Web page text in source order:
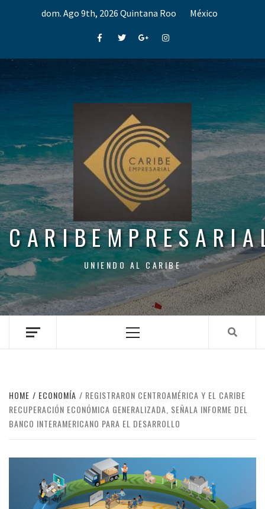
dom. Ago 9th, 2026 Quintana Roo México
FacebookTwitterGoogle+Instagram
UNIENDO AL CARIBE
Menu
HOME ECONOMÍA
REGISTRARON CENTROAMÉRICA Y EL CARIBE
RECUPERACIÓN ECONÓMICA GENERALIZADA, SEÑALA INFORME DEL
BANCO INTERAMERICANO PARA EL DESARROLLO